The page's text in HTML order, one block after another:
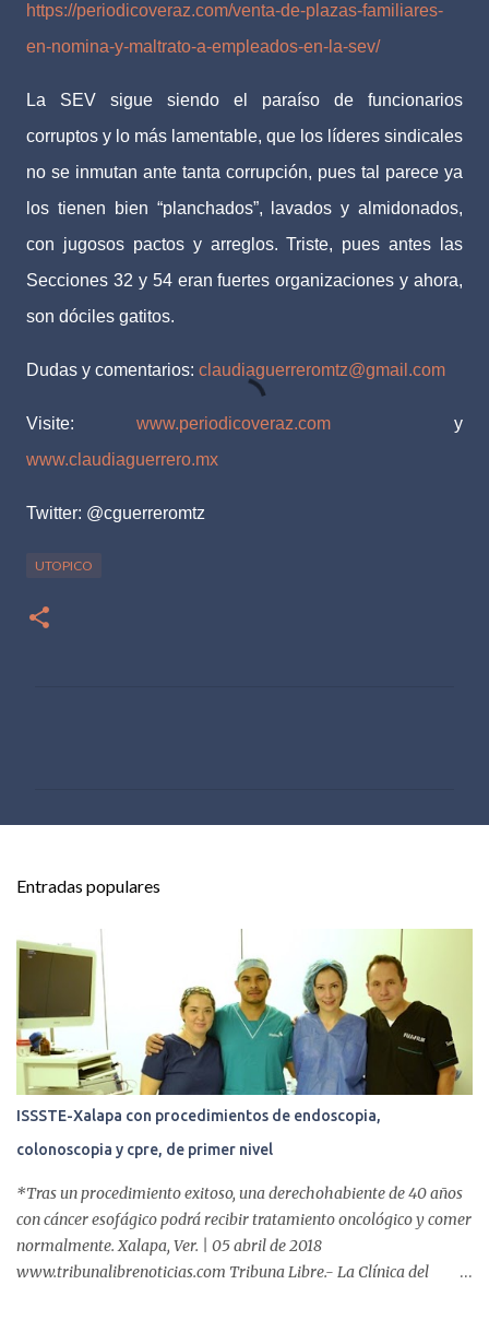
https://periodicoveraz.com/venta-de-plazas-familiares-
en-nomina-y-maltrato-a-empleados-en-la-sev/
La SEV sigue siendo el paraíso de funcionarios
corruptos y lo más lamentable, que los líderes sindicales
no se inmutan ante tanta corrupción, pues tal parece ya
los tienen bien “planchados”, lavados y almidonados,
con jugosos pactos y arreglos. Triste, pues antes las
Secciones 32 y 54 eran fuertes organizaciones y ahora,
son dóciles gatitos.
Dudas y comentarios: claudiaguerreromtz@gmail.com
Visite: www.periodicoveraz.com
y
www.claudiaguerrero.mx
Twitter: @cguerreromtz
UTOPICO
s
Entradas populares
ISSSTE-Xalapa con procedimientos de endoscopia,
colonoscopia y cpre, de primer nivel
*Tras un procedimiento exitoso, una derechohabiente de 40 años
con cáncer esofágico podrá recibir tratamiento oncológico y comer
normalmente. Xalapa, Ver. | 05 abril de 2018
www.tribunalibrenoticias.com Tribuna Libre.- La Clínica del